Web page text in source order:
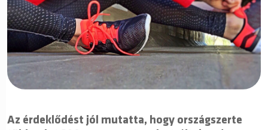
Az érdeklődést jól mutatta, hogy országszerte